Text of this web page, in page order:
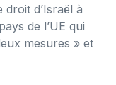
d’Israël à
de l’UE qui
mesures » et